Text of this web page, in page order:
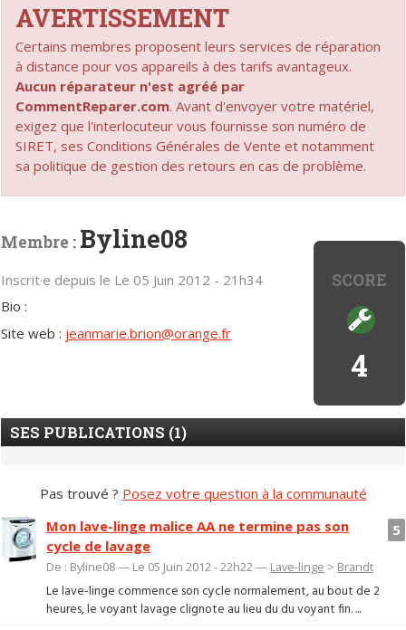
AVERTISSEMENT
Certains membres proposent leurs services de réparation
à distance pour vos appareils à des tarifs avantageux.
Aucun réparateur n'est agréé par
CommentReparer.com. Avant d'envoyer votre matériel,
exigez que l'interlocuteur vous fournisse son numéro de
SIRET, ses Conditions Générales de Vente et notamment
sa politique de gestion des retours en cas de problème.
SCORE
4
Membre : Byline08
Inscrit·e depuis le Le 05 Juin 2012 - 21h34
Bio :
Site web : jeanmarie.brion@orange.fr
SES PUBLICATIONS (1)
Pas trouvé ? Posez votre question à la communauté
5
Mon lave-linge malice AA ne termine pas son
cycle de lavage
De : Byline08 — Le 05 Juin 2012 - 22h22 — Lave-linge > Brandt
Le lave-linge commence son cycle normalement, au bout de 2
heures, le voyant lavage clignote au lieu du du voyant fin. ...